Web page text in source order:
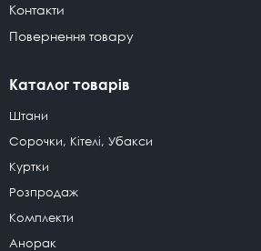
Контакти
Повернення товару
Каталог товарів
Штани
Сорочки, Кітелі, Убакси
Куртки
Розпродаж
Комплекти
Анорак